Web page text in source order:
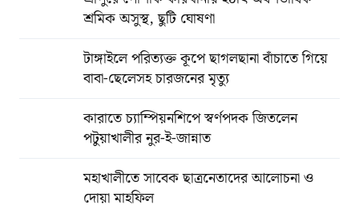
শ্রমিক অসুস্থ, ছুটি ঘোষণা
টাঙ্গাইলে পরিত্যক্ত কূপে ছাগলছানা বাঁচাতে গিয়ে
বাবা-ছেলেসহ চারজনের মৃত্যু
কারাতে চ্যাম্পিয়নশিপে স্বর্ণপদক জিতলেন
পটুয়াখালীর নুর-ই-জান্নাত
মহাখালীতে সাবেক ছাত্রনেতাদের আলোচনা ও
দোয়া মাহফিল